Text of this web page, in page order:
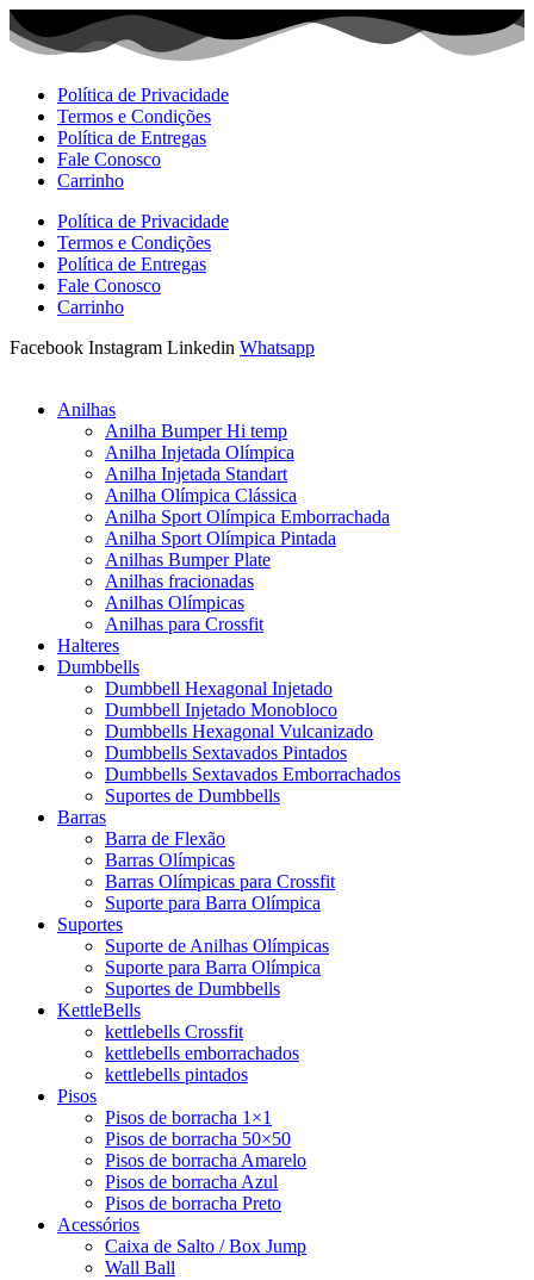
Ir
para
Política de Privacidade
Termos e Condições
Política de Entregas
Fale Conosco
Carrinho
Política de Privacidade
Termos e Condições
Política de Entregas
Fale Conosco
Carrinho
Facebook Instagram Linkedin Whatsapp
Anilhas
Anilha Bumper Hi temp
Anilha Injetada Olímpica
Anilha Injetada Standart
Anilha Olímpica Clássica
Anilha Sport Olímpica Emborrachada
Anilha Sport Olímpica Pintada
Anilhas Bumper Plate
Anilhas fracionadas
Anilhas Olímpicas
Anilhas para Crossfit
Halteres
Dumbbells
Dumbbell Hexagonal Injetado
Dumbbell Injetado Monobloco
Dumbbells Hexagonal Vulcanizado
Dumbbells Sextavados Pintados
Dumbbells Sextavados Emborrachados
Suportes de Dumbbells
Barras
Barra de Flexão
Barras Olímpicas
Barras Olímpicas para Crossfit
Suporte para Barra Olímpica
Suportes
Suporte de Anilhas Olímpicas
Suporte para Barra Olímpica
Suportes de Dumbbells
KettleBells
kettlebells Crossfit
kettlebells emborrachados
kettlebells pintados
Pisos
Pisos de borracha 1×1
Pisos de borracha 50×50
Pisos de borracha Amarelo
Pisos de borracha Azul
Pisos de borracha Preto
Acessórios
Caixa de Salto / Box Jump
Wall Ball